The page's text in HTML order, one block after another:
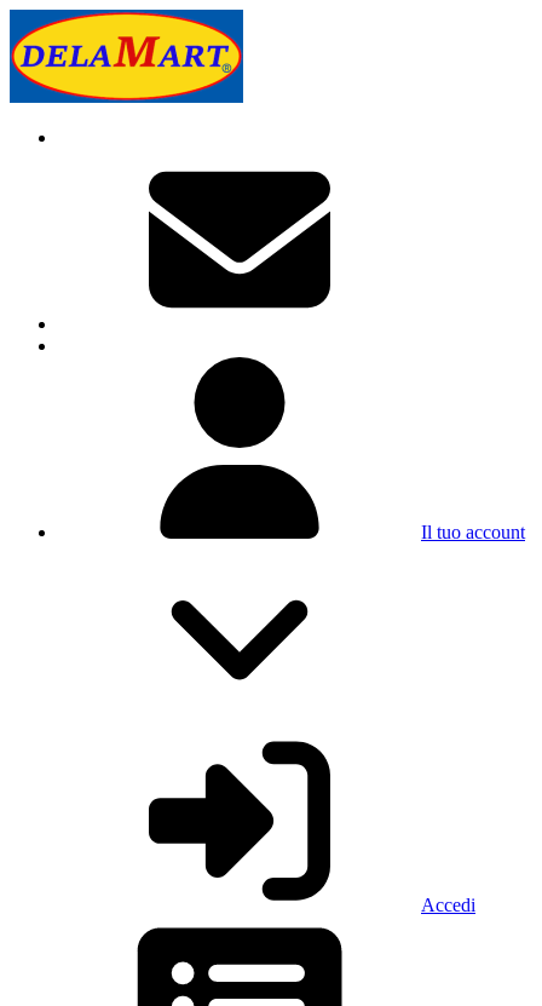
Il tuo account
Accedi